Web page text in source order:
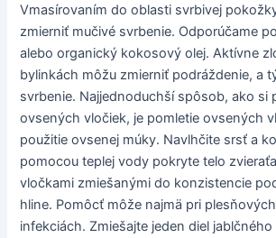
Vmasírovaním do oblasti svrbivej
zmierniť mučivé svrbenie. Odporúčame
alebo organický kokosový olej. Aktívne
bylinkách môžu zmierniť podráždenie, a
svrbenie. Najjednoduchší spôsob, ako si
ovsených vločiek, je pomletie ovsených
použitie ovsenej múky. Navlhčite srsť a
pomocou teplej vody pokryte telo
vločkami zmiešanými do konzistencie
hline. Pomôcť môže najmä pri
infekciách. Zmiešajte jeden diel